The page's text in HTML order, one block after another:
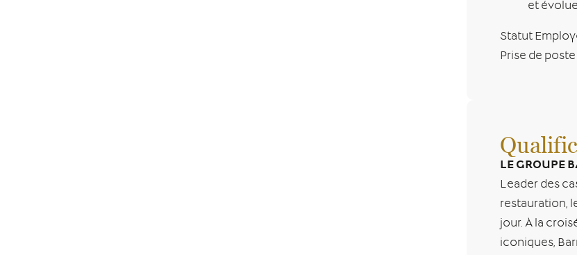
et
Statut
Prise de poste
LE GROUPE
Leader des
restauration,
jour. À la
iconiques,